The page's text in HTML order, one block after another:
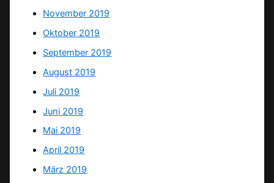
November 2019
Oktober 2019
September 2019
August 2019
Juli 2019
Juni 2019
Mai 2019
April 2019
März 2019